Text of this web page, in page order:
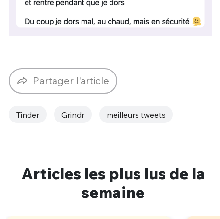
Partager l'article
Tinder Grindr meilleurs tweets
Articles les plus lus de la
semaine